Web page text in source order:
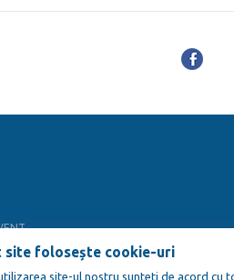
site folosește cookie-uri
site-ul nostru sunteti de acord cu